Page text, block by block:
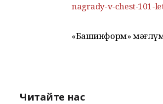
nagrady-v-chest-101-
«Башинформ»
Читайте нас